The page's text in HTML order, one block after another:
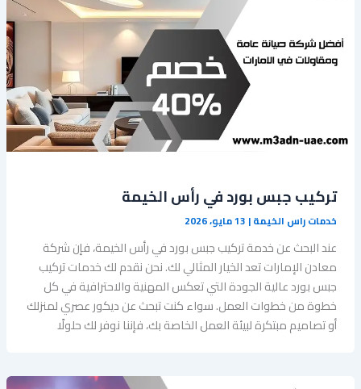
تركيب جبس بورد في رأس الخيمة
خدمات راس الخيمة| 13 مايو، 2026
عند البحث عن خدمة تركيب جبس بورد في رأس الخيمة، فإن شركة
معادن الإمارات تعد الخيار المثالي لك. نحن نقدم لك خدمات تركيب
جبس بورد عالية الجودة التي تعكس المهنية والاحترافية في كل
خطوة من خطوات العمل. سواء كنت تبحث عن ديكور عصري لمنزلك
أو تصاميم مبتكرة لبيئة العمل الخاصة بك، فإننا نوفر لك حلولًا